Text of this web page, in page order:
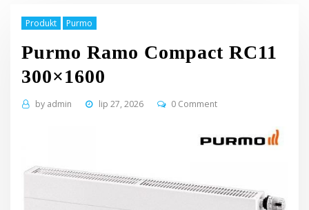
Produkt Purmo
Purmo Ramo Compact RC11
300×1600
by admin lip 27, 2026 0 Comment